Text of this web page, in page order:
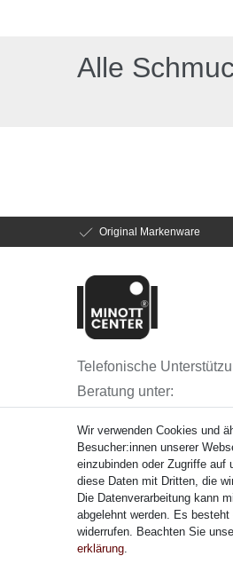
Alle
Original Markenware
Telefonische
Beratung unter:
Montag - Freitag: 08.00
Wir verwenden Cookies und
Besucher:innen unserer
einzubinden oder Zugriffe auf
diese Daten mit Dritten, die
Die Datenverarbeitung kann
abgelehnt werden. Es
widerrufen. Beachten Sie
erklärung